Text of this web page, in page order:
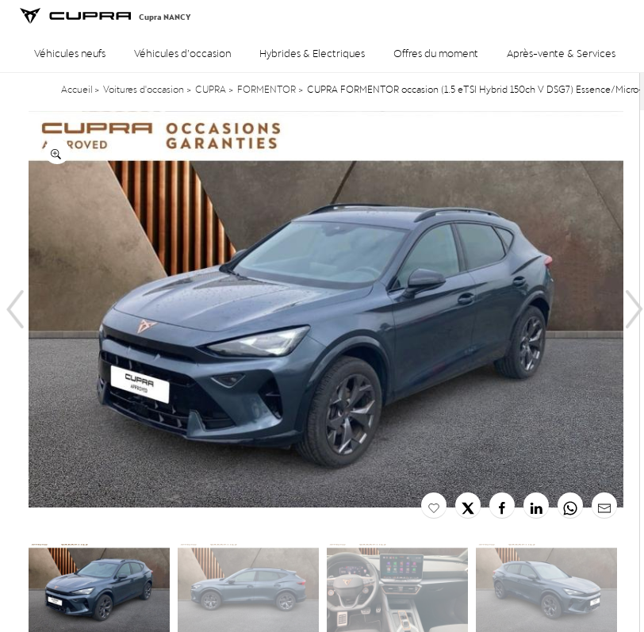
Cupra NANCY
Véhicules neufs Véhicules d’occasion Hybrides & Electriques Offres du moment Après-vente & Services
Accueil > Voitures d'occasion > CUPRA > FORMENTOR > CUPRA FORMENTOR occasion (1.5 eTSI Hybrid 150ch V DSG7) Essence/